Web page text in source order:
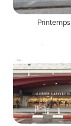
Printemps